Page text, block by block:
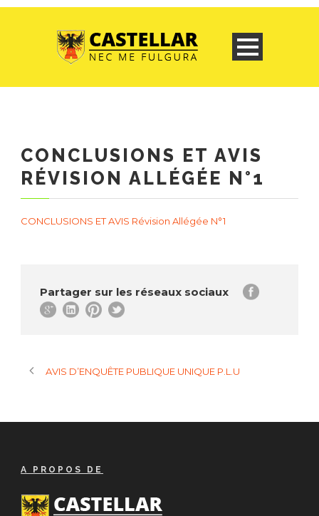
CONCLUSIONS ET AVIS
RÉVISION ALLÉGÉE N°1
CONCLUSIONS ET AVIS Révision Allégée N°1
Partager sur les réseaux sociaux
AVIS D’ENQUÊTE PUBLIQUE UNIQUE P.L.U
A PROPOS DE